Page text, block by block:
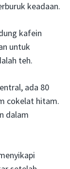
keadaan.
kafein
untuk
teh.
ada 80
cokelat hitam.
dalam